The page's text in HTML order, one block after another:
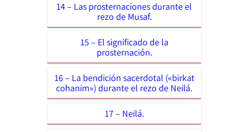
14 – Las prosternaciones durante el
rezo de Musaf.
15 – El significado de la
prosternación.
16 – La bendición sacerdotal («birkat
cohanim») durante el rezo de Neilá.
17 – Neilá.